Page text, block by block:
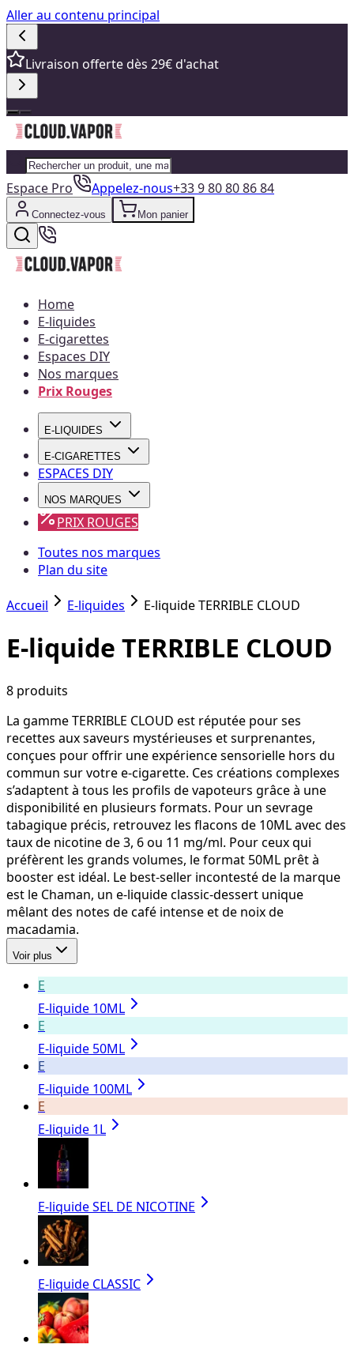
Aller au contenu principal
Livraison offerte dès 29€ d'achat
Espace Pro Appelez-nous+33 9 80 80 86 84
Connectez-vous Mon panier
Home
E-liquides
E-cigarettes
Espaces DIY
Nos marques
Prix Rouges
E-LIQUIDES
E-CIGARETTES
ESPACES DIY
NOS MARQUES
PRIX ROUGES
Toutes nos marques
Plan du site
Accueil E-liquides E-liquide TERRIBLE CLOUD
E-liquide TERRIBLE CLOUD
8 produits
La gamme TERRIBLE CLOUD est réputée pour ses
recettes aux saveurs mystérieuses et surprenantes,
conçues pour offrir une expérience sensorielle hors du
commun sur votre e-cigarette. Ces créations complexes
s’adaptent à tous les profils de vapoteurs grâce à une
disponibilité en plusieurs formats. Pour un sevrage
tabagique précis, retrouvez les flacons de 10ML avec des
taux de nicotine de 3, 6 ou 11 mg/ml. Pour ceux qui
préfèrent les grands volumes, le format 50ML prêt à
booster est idéal. Le best-seller incontesté de la marque
est le Chaman, un e-liquide classic-dessert unique
mêlant des notes de café intense et de noix de
macadamia.
Voir plus
E
E-liquide 10ML
E
E-liquide 50ML
E
E-liquide 100ML
E
E-liquide 1L
E-liquide SEL DE NICOTINE
E-liquide CLASSIC